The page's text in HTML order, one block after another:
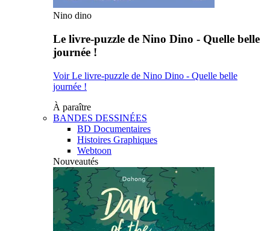
Nino dino
Le livre-puzzle de Nino Dino - Quelle belle
journée !
Voir Le livre-puzzle de Nino Dino - Quelle belle
journée !
À paraître
BANDES DESSINÉES
BD Documentaires
Histoires Graphiques
Webtoon
Nouveautés